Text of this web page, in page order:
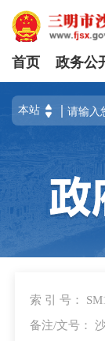
首页 政务公
索 引 号：
备注/文号：